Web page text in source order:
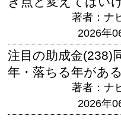
著者：ナ
2026年
注目の助成金(238)
年・落ちる年があ
著者：ナ
2026年